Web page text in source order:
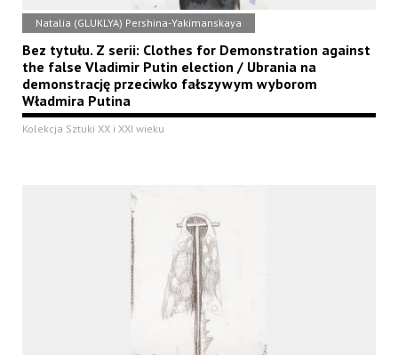
Natalia (GLUKLYA) Pershina-Yakimanskaya
Bez tytułu. Z serii: Clothes for Demonstration against
the false Vladimir Putin election / Ubrania na
demonstrację przeciwko fałszywym wyborom
Władmira Putina
Kolekcja Sztuki XX i XXI wieku